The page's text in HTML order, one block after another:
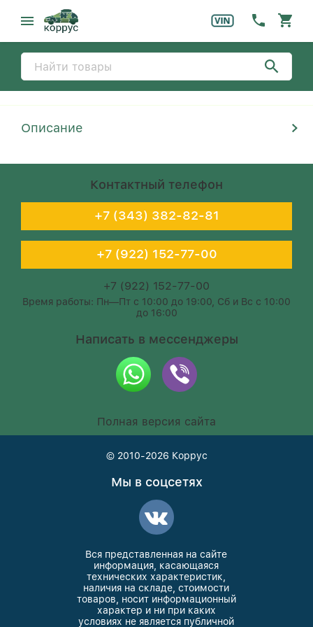
Описание
Контактный телефон
+7 (343) 382-82-81
+7 (922) 152-77-00
+7 (922) 152-77-00
Время работы: Пн—Пт с 10:00 до 19:00, Сб и Вс с 10:00
до 16:00
Написать в мессенджеры
Полная версия сайта
© 2010-2026 Коррус
Мы в соцсетях
Вся представленная на сайте
информация, касающаяся
технических характеристик,
наличия на складе, стоимости
товаров, носит информационный
характер и ни при каких
условиях не является публичной